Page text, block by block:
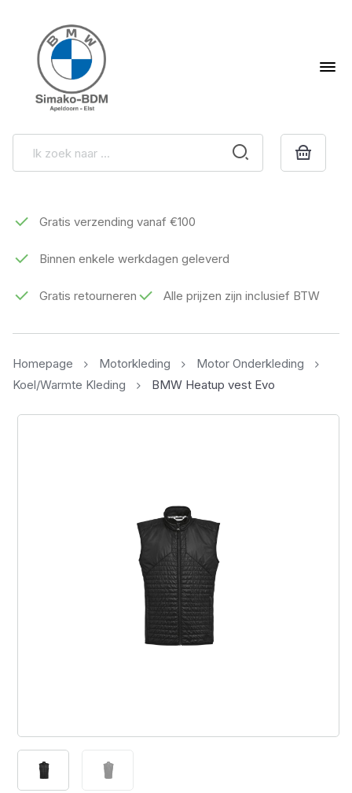
Gratis verzending vanaf €100
Binnen enkele werkdagen geleverd
Gratis retourneren Alle prijzen zijn inclusief BTW
Homepage Motorkleding
Motor Onderkleding
Koel/Warmte Kleding
BMW Heatup vest Evo